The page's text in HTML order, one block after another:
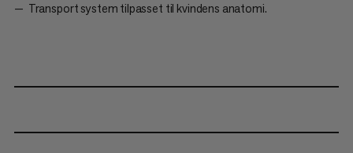
Transport system tilpasset til kvindens anatomi.